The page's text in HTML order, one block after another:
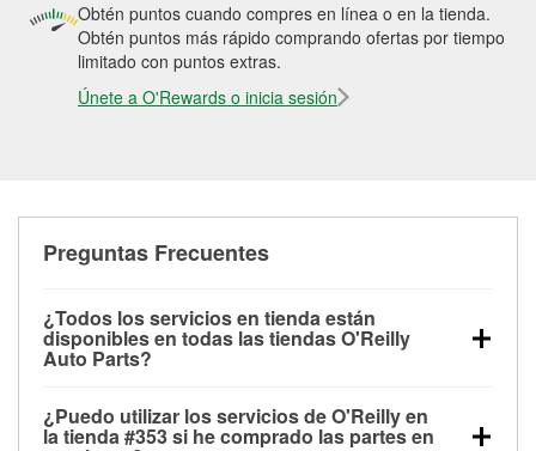
Obtén puntos cuando compres en línea o en la tienda.
Obtén puntos más rápido comprando ofertas por tiempo
limitado con puntos extras.
Únete a O'Rewards o inicia sesión
Preguntas Frecuentes
¿Todos los servicios en tienda están
disponibles en todas las tiendas O'Reilly
Auto Parts?
las pruebas de batería, pruebas de alternador y
¿Puedo utilizar los servicios de O'Reilly en
la tienda #353 si he comprado las partes en